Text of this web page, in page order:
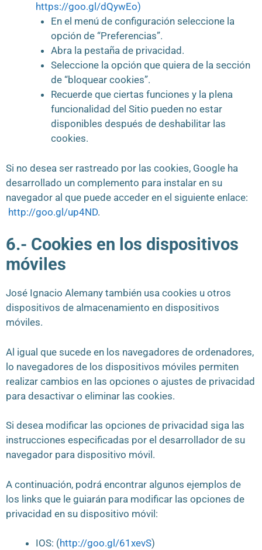
https://goo.gl/dQywEo)
En el menú de configuración seleccione la
opción de “Preferencias”.
Abra la pestaña de privacidad.
Seleccione la opción que quiera de la sección
de “bloquear cookies”.
Recuerde que ciertas funciones y la plena
funcionalidad del Sitio pueden no estar
disponibles después de deshabilitar las
cookies.
Si no desea ser rastreado por las cookies, Google ha
desarrollado un complemento para instalar en su
navegador al que puede acceder en el siguiente enlace:
http://goo.gl/up4ND.
6.- Cookies en los dispositivos
móviles
José Ignacio Alemany también usa cookies u otros
dispositivos de almacenamiento en dispositivos
móviles.
Al igual que sucede en los navegadores de ordenadores,
lo navegadores de los dispositivos móviles permiten
realizar cambios en las opciones o ajustes de privacidad
para desactivar o eliminar las cookies.
Si desea modificar las opciones de privacidad siga las
instrucciones especificadas por el desarrollador de su
navegador para dispositivo móvil.
A continuación, podrá encontrar algunos ejemplos de
los links que le guiarán para modificar las opciones de
privacidad en su dispositivo móvil:
IOS: (http://goo.gl/61xevS)